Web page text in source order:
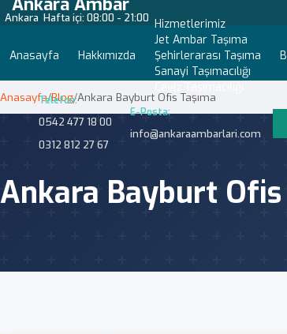
Ankara Hafta içi: 08:00 - 21:00
Anasayfa Hakkımızda
Hizmetlerimiz
Jet Ambar Taşıma
Şehirlerarası Taşıma
Sanayi Taşımacılığı
Telefon:
0542 477 18 00
0312 812 27 67
E-Posta:
info@ankaraambarlari.com
Anasayfa/Blog/Ankara Bayburt Ofis Taşıma
Ankara Bayburt Ofis